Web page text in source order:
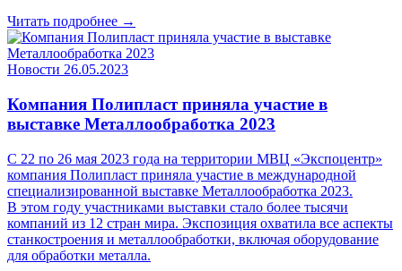
Читать подробнее →
Новости 26.05.2023
Компания Полипласт приняла участие в
выставке Металлообработка 2023
С 22 по 26 мая 2023 года на территории МВЦ «Экспоцентр»
компания Полипласт приняла участие в международной
специализированной выставке Металлообработка 2023.
В этом году участниками выставки стало более тысячи
компаний из 12 стран мира. Экспозиция охватила все аспекты
станкостроения и металлообработки, включая оборудование
для обработки металла.